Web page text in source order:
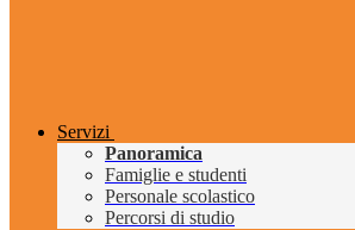
Servizi
Panoramica
Famiglie e studenti
Personale scolastico
Percorsi di studio